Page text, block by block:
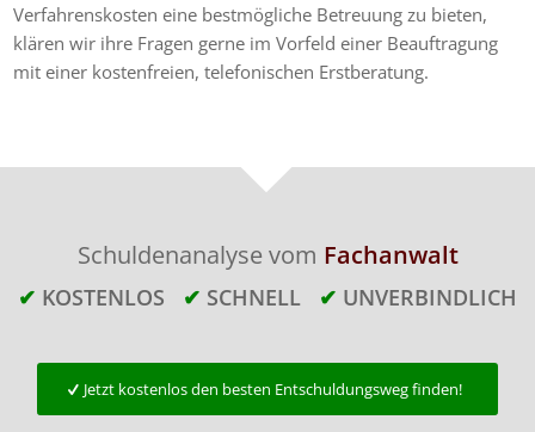
Verfahrenskosten eine bestmögliche Betreuung zu bieten,
klären wir ihre Fragen gerne im Vorfeld einer Beauftragung
mit einer kostenfreien, telefonischen Erstberatung.
Schuldenanalyse vom Fachanwalt
✔ KOSTENLOS ✔ SCHNELL ✔ UNVERBINDLICH
Jetzt kostenlos den besten Entschuldungsweg finden!